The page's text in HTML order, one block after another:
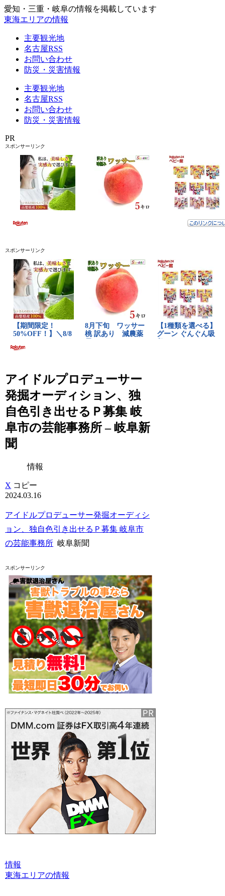
愛知・三重・岐阜の情報を掲載しています
東海エリアの情報
主要観光地
名古屋RSS
お問い合わせ
防災・災害情報
主要観光地
名古屋RSS
お問い合わせ
防災・災害情報
PR
スポンサーリンク
スポンサーリンク
アイドルプロデューサー
発掘オーディション、独
自色引き出せるＰ募集 岐
阜市の芸能事務所 – 岐阜新
聞
情報
X コピー
2024.03.16
アイドルプロデューサー発掘オーディシ
ョン、独自色引き出せるＰ募集 岐阜市
の芸能事務所 岐阜新聞
スポンサーリンク
情報
東海エリアの情報